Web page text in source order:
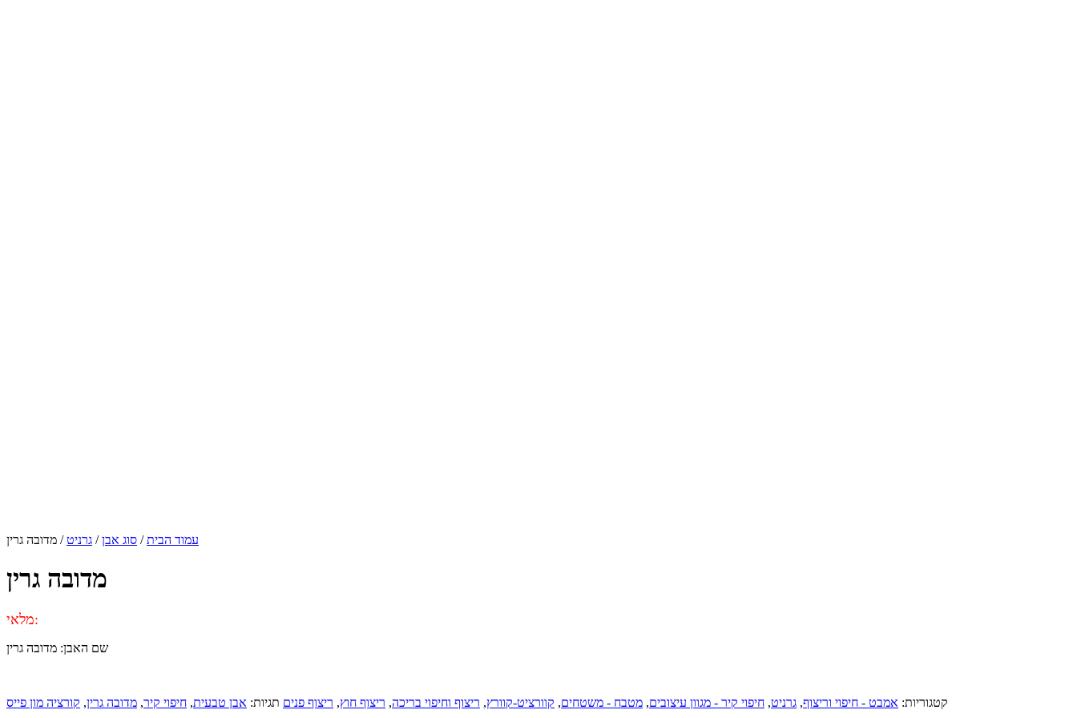
עמוד הבית/ סוג אבן/ גרניט/ מדובה גרין
מדובה גרין
מלאי:
שם האבן: מדובה גרין
קטגוריות: אמבט - חיפוי וריצוף, גרניט, חיפוי קיר - מגוון עיצובים, מטבח - משטחים, קוורציט-קוורץ, ריצוף וחיפוי בריכה, ריצוף חוץ, ריצוף פנים תגיות: אבן טבעית, חיפוי קיר, מדובה גרין, קורציה מון פייס